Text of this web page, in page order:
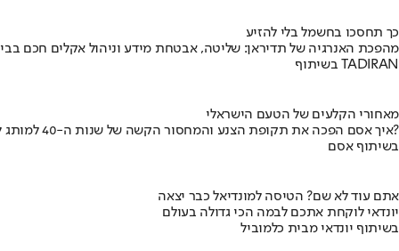
כך תחסכו בחשמל בלי להזיע
מהפכת האנרגיה של תדיראן: שליטה, אבטחת מידע וניהול אקלים חכם
בשיתוף TADIRAN
מאחורי הקלעים של הטעם הישראלי
איך אסם הפכה את תקופת הצנע והמחסור הקשה של שנות ה-40 למותג לאומי?
בשיתוף אסם
אתם עוד לא שם? הטיסה למונדיאל כבר יצאה
יונדאי לוקחת אתכם לבמה הכי גדולה בעולם
בשיתוף יונדאי מבית כלמוביל